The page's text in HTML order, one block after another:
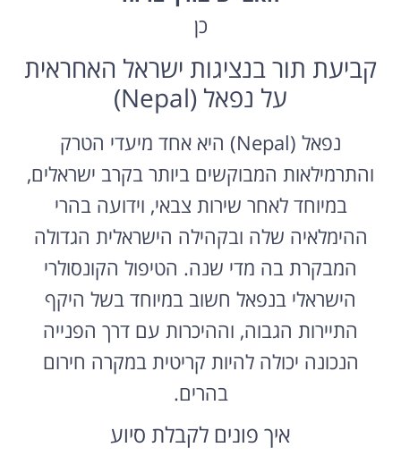
כן
קביעת תור בנציגות ישראל האחראית
על נפאל (Nepal)
נפאל (Nepal) היא אחד מיעדי הטרק
והתרמילאות המבוקשים ביותר בקרב ישראלים,
במיוחד לאחר שירות צבאי, וידועה בהרי
ההימלאיה שלה ובקהילה הישראלית הגדולה
המבקרת בה מדי שנה. הטיפול הקונסולרי
הישראלי בנפאל חשוב במיוחד בשל היקף
התיירות הגבוה, וההיכרות עם דרך הפנייה
הנכונה יכולה להיות קריטית במקרה חירום
בהרים.
איך פונים לקבלת סיוע